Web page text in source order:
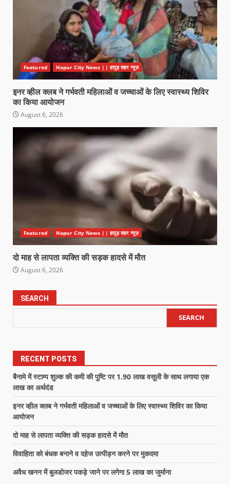
Featured Hapur City News || हापुड़ शहर न्यूज़
इनर व्हील क्लब ने गर्भवती महिलाओं व जच्चाओं के लिए स्वास्थ्य शिविर
का किया आयोजन
August 6, 2026
Featured Hapur City News || हापुड़ शहर न्यूज़
दो माह से लापता व्यक्ति की सड़क हादसे में मौत
August 6, 2026
SEARCH
SEARCH
RECENT POSTS
बैनामे में स्टाम्प शुल्क की कमी की पुष्टि पर 1.90 लाख वसूली के साथ लगाया एक
लाख का अर्थदंड
इनर व्हील क्लब ने गर्भवती महिलाओं व जच्चाओं के लिए स्वास्थ्य शिविर का किया
आयोजन
दो माह से लापता व्यक्ति की सड़क हादसे में मौत
विवाहिता को बंधक बनाने व दहेज उत्पीड़न करने पर मुकदमा
अवैध खनन में बुलडोजर पकड़े जाने पर लगेगा 5 लाख का जुर्माना